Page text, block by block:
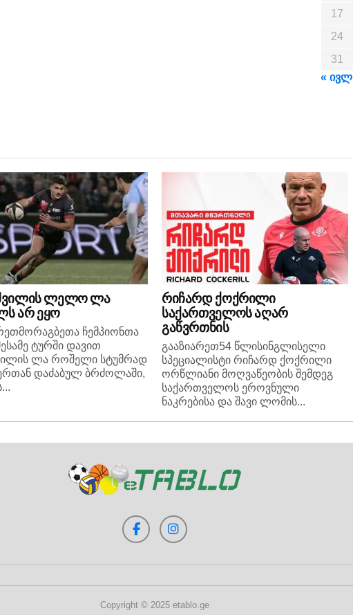
17
24
31
« ივლ
ლელო ლა
არ ეყო
ჩემპიონთა
ტურში დავით
ლა როშელი სტუმრად
დაძაბულ ბრძოლაში,
რიჩარდ ქოქრილი
საქართველოს აღარ
გაწვრთნის
გააზიარეთ54 წლისინგლისელი
სპეციალისტი რიჩარდ ქოქრილი
ორწლიანი მოღვაწეობის შემდეგ
საქართველოს ეროვნული
ნაკრებისა და შავი ლომის...
Copyright © 2025 etablo.ge